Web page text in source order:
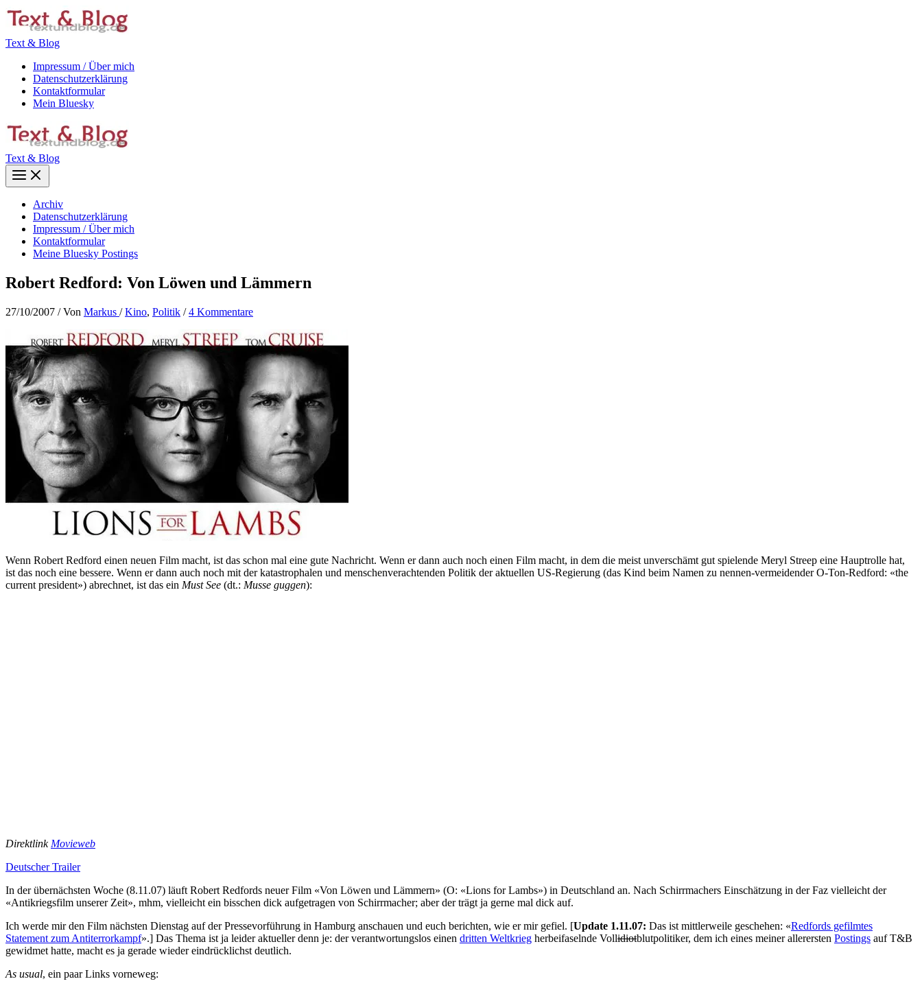
Zum
Inhalt
Text & Blog
Impressum / Über mich
Datenschutzerklärung
Kontaktformular
Mein Bluesky
Text & Blog
Main
Menu
Archiv
Datenschutzerklärung
Impressum / Über mich
Kontaktformular
Meine Bluesky Postings
Robert Redford: Von Löwen und Lämmern
27/10/2007 / Von Markus /Kino, Politik /4 Kommentare
Wenn Robert Redford einen neuen Film macht, ist das schon mal eine gute Nachricht. Wenn er dann auch noch einen Film macht, in dem die meist unverschämt gut spielende Meryl Streep eine Hauptrolle hat,
ist das noch eine bessere. Wenn er dann auch noch mit der katastrophalen und menschenverachtenden Politik der aktuellen US-Regierung (das Kind beim Namen zu nennen-vermeidender O-Ton-Redford: «the
current president») abrechnet, ist das ein Must See (dt.: Musse guggen):
Direktlink Movieweb
Deutscher Trailer
In der übernächsten Woche (8.11.07) läuft Robert Redfords neuer Film «Von Löwen und Lämmern» (O: «Lions for Lambs») in Deutschland an. Nach Schirrmachers Einschätzung in der Faz vielleicht der
«Antikriegsfilm unserer Zeit», mhm, vielleicht ein bisschen dick aufgetragen von Schirrmacher; aber der trägt ja gerne mal dick auf.
Ich werde mir den Film nächsten Dienstag auf der Pressevorführung in Hamburg anschauen und euch berichten, wie er mir gefiel. [Update 1.11.07: Das ist mittlerweile geschehen: «Redfords gefilmtes
Statement zum Antiterrorkampf».] Das Thema ist ja leider aktueller denn je: der verantwortungslos einen dritten Weltkrieg herbeifaselnde Vollidiotblutpolitiker, dem ich eines meiner allerersten Postings auf T&B
gewidmet hatte, macht es ja gerade wieder eindrücklichst deutlich.
As usual, ein paar Links vorneweg: